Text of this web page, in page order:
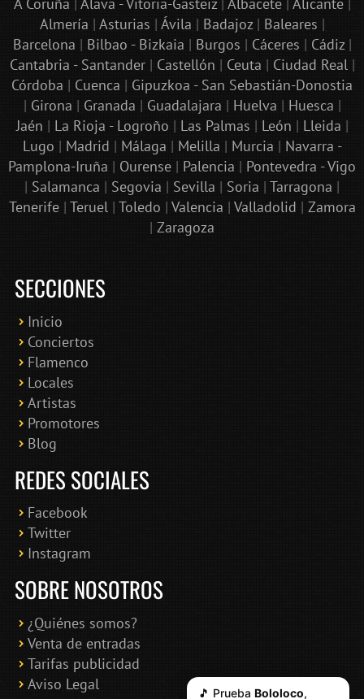
A Coruña | Álava - Vitoria-Gasteiz| Albacete| Alicante|
Almería | Asturias | Ávila | Badajoz| Baleares |
Barcelona | Bilbao - Bizkaia | Burgos | Cáceres | Cádiz|
Cantabria - Santander| Castellón | Ceuta | Ciudad Real|
Córdoba | Cuenca | Gipuzkoa - San Sebastián-Donostia
| Girona | Granada | Guadalajara | Huelva | Huesca |
Jaén | La Rioja - Logroño | Las Palmas | León | Lleida |
Lugo | Madrid | Málaga | Melilla | Murcia | Navarra -
Pamplona-Iruña | Ourense | Palencia | Pontevedra - Vigo
| Salamanca | Segovia | Sevilla | Soria | Tarragona |
Tenerife| Teruel| Toledo | Valencia | Valladolid | Zamora
| Zaragoza
SECCIONES
Inicio
Conciertos
Flamenco
Locales
Artistas
Promotores
Blog
REDES SOCIALES
Facebook
Twitter
Instagram
SOBRE NOSOTROS
¿Quiénes somos?
Venta de entradas
Tarifas publicidad
Aviso Legal